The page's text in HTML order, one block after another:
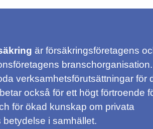
är försäkringsföretagens
verksamhetsförutsättningar för
också för ett högt förtroende
för ökad kunskap om privata
betydelse i samhället.